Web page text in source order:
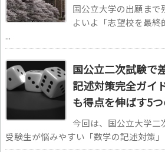
国公立大学の出願まで
よいよ「志望校を最終
...
国公立二次試験で
記述対策完全ガイ
も得点を伸ばす5
今回は、国公立大学二
受験生が悩みやすい「数学の記述対策」